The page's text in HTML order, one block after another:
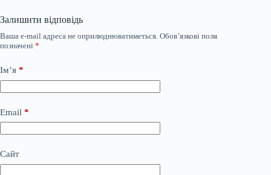
Залишити відповідь
Ваша e-mail адреса не оприлюднюватиметься. Обов’язкові поля
позначені *
Ім’я *
Email *
Сайт